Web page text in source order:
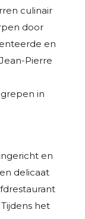
culinair
door
en
Pierre
in
en
delicaat
het